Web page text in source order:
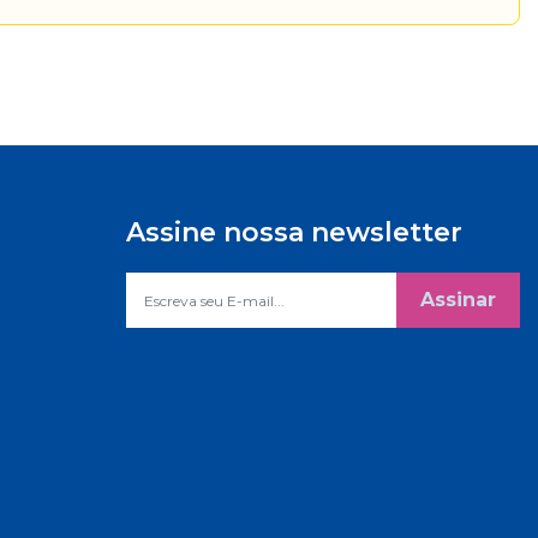
Assine nossa newsletter
Assinar